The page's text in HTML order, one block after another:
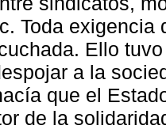
Toda
Ello
a la
que el
de la